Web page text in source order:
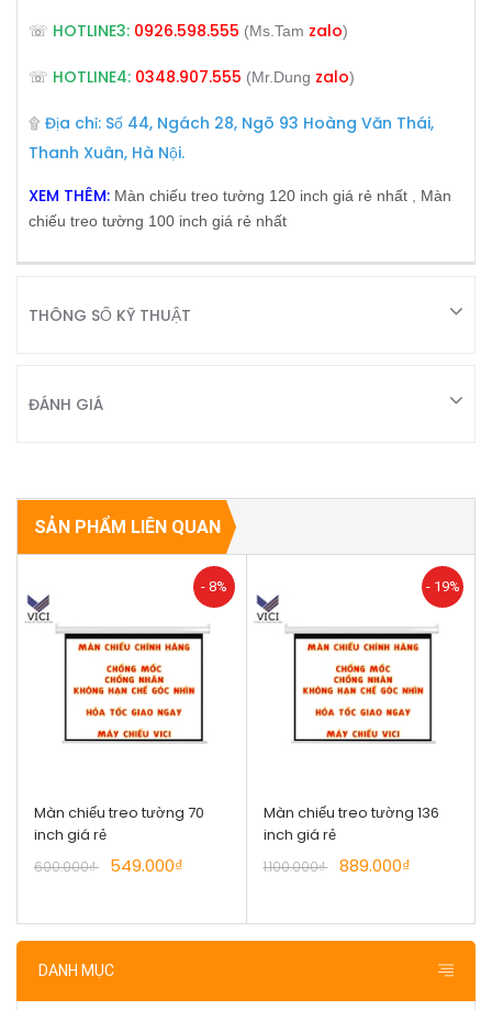
DANH MỤC
☏ HOTLINE3: 0926.598.555 (Ms.Tam zalo)
☏ HOTLINE4: 0348.907.555 (Mr.Dung zalo)
۩ Địa chỉ: Số 44, Ngách 28, Ngõ 93 Hoàng Văn Thái,
Thanh Xuân, Hà Nội.
XEM THÊM: Màn chiếu treo tường 120 inch giá rẻ nhất
Màn
chiếu treo tường 100 inch giá rẻ nhất
THÔNG SỐ KỸ THUẬT
ĐÁNH GIÁ
SẢN PHẨM LIÊN QUAN
- 8%
Màn chiếu treo tường 70
inch giá rẻ
600.000₫ 549.000₫
- 19%
Màn chiếu treo tường 136
inch giá rẻ
1.100.000₫ 889.000₫